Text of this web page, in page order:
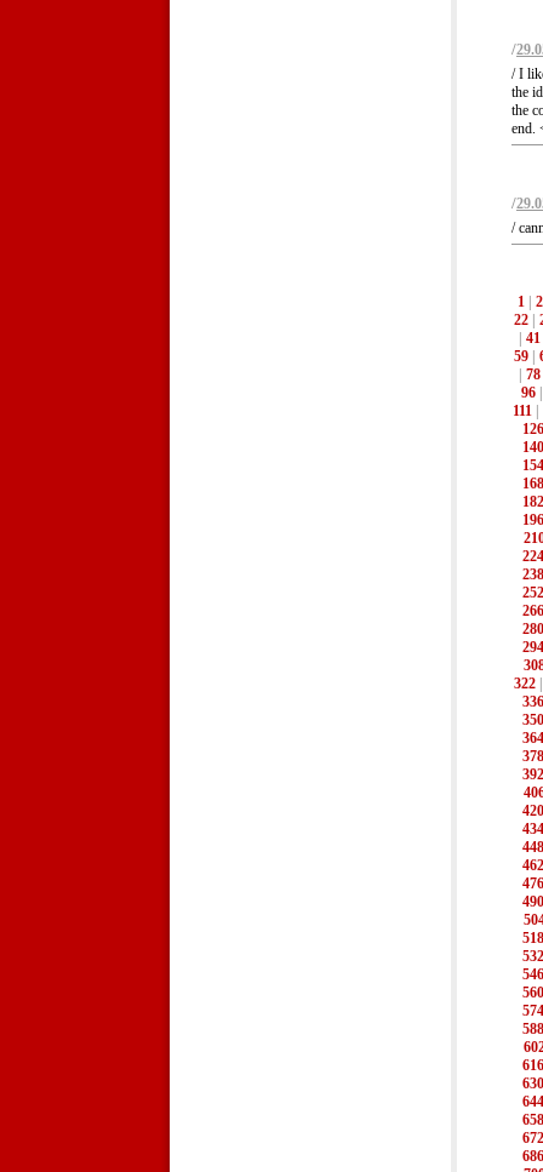
/
/ I
the
the
end.
/
/
1
2
22|
41
59|
78
96
111|
126
140
154
168
182
196
224
238
252
266
280
294
322
336
350
364
378
392
420
434
448
462
476
490
518
532
546
560
574
588
616
630
644
658
672
686